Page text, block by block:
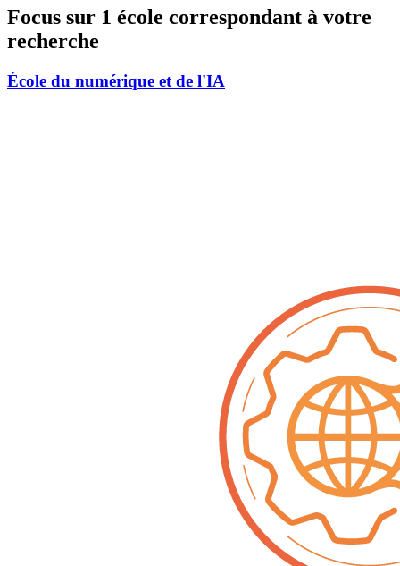
Focus sur 1 école correspondant à votre
recherche
École du numérique et de l'IA